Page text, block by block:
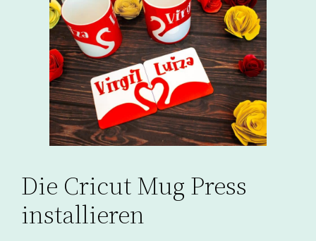
Die Cricut Mug Press
installieren